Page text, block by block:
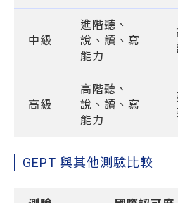
中級
進階聽、
說、讀、寫
能力
高級
高階聽、
說、讀、寫
能力
GEPT 與其他測驗比較